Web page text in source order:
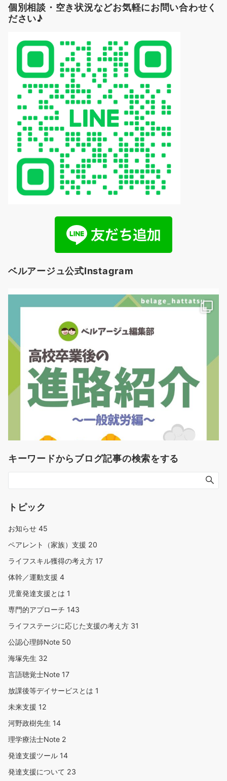
個別相談・空き状況などお気軽にお問い合わせく
ださい♪
ベルアージュ公式Instagram
キーワードからブログ記事の検索をする
トピック
お知らせ 45
ペアレント（家族）支援 20
ライフスキル獲得の考え方 17
体幹／運動支援 4
児童発達支援とは 1
専門的アプローチ 143
ライフステージに応じた支援の考え方 31
公認心理師Note 50
海塚先生 32
言語聴覚士Note 17
放課後等デイサービスとは 1
未来支援 12
河野政樹先生 14
理学療法士Note 2
発達支援ツール 14
発達支援について 23